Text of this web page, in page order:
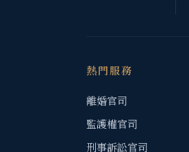
熱門服務
離婚官司
監護權官司
刑事訴訟官司